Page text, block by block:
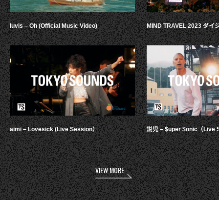
luvis – Oh (Official Music Video)
aimi – Lovesick (Live Session）
MIND TRAVEL 2023 ダイ
鋭児 – $uper $onic（Live
VIEW MORE